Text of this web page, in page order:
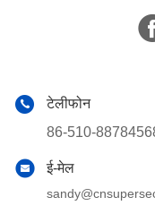
टेलीफोन
86-510-
ई-मेल